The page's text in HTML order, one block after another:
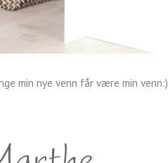
min nye venn får være min venn:)